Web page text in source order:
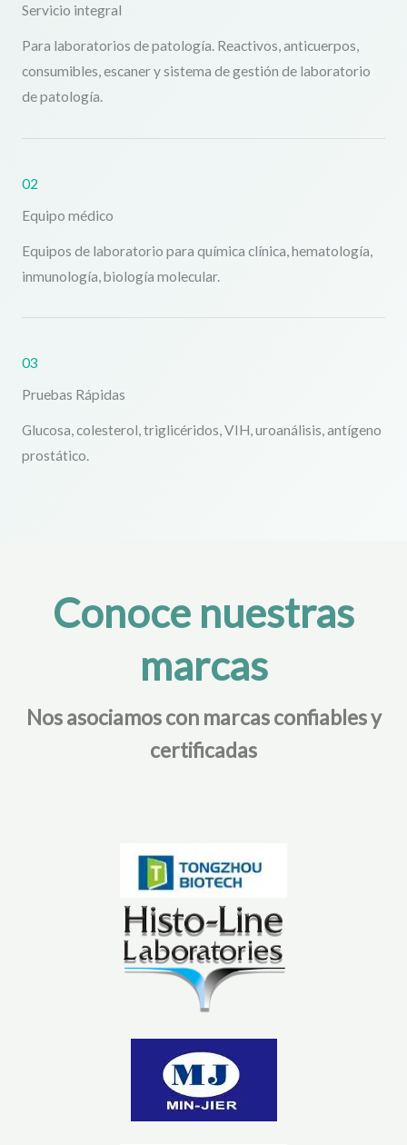
Servicio integral
Para laboratorios de patología. Reactivos, anticuerpos,
consumibles, escaner y sistema de gestión de laboratorio
de patología.
02
Equipo médico
Equipos de laboratorio para química clínica, hematología,
inmunología, biología molecular.
03
Pruebas Rápidas
Glucosa, colesterol, triglicéridos, VIH, uroanálisis, antígeno
prostático.
Conoce nuestras
marcas
Nos asociamos con marcas confiables y
certificadas